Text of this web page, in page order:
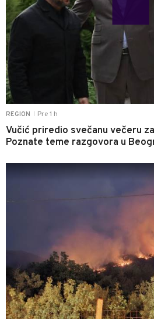
REGION Pre 1 h
Vučić priredio svečanu večeru
Poznate teme razgovora u